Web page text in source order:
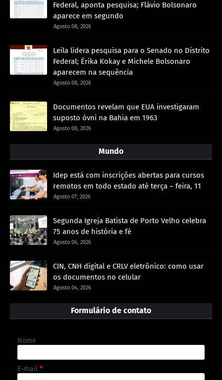
Federal, aponta pesquisa; Flávio Bolsonaro
aparece em segundo
Agosto 08, 2026
Leila lidera pesquisa para o Senado no Distrito
Federal; Érika Kokay e Michele Bolsonaro
aparecem na sequência
Agosto 08, 2026
Documentos revelam que EUA investigaram
suposto óvni na Bahia em 1963
Agosto 08, 2026
Mundo
Idep está com inscrições abertas para cursos
remotos em todo estado até terça – feira, 11
Agosto 07, 2026
Segunda Igreja Batista de Porto Velho celebra
75 anos de história e fé
Agosto 06, 2026
CIN, CNH digital e CRLV eletrônico: como usar
os documentos no celular
Agosto 04, 2026
Formulário de contato
Nome
E-mail *